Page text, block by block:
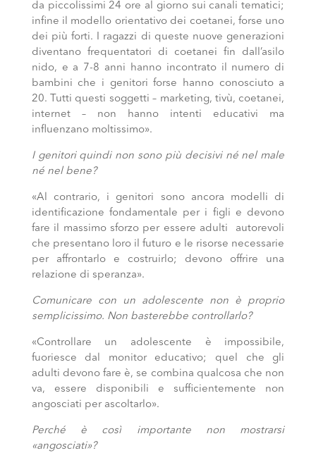
da piccolissimi 24 ore al giorno sui canali tematici;
infine il modello orientativo dei coetanei, forse uno
dei più forti. I ragazzi di queste nuove generazioni
diventano frequentatori di coetanei fin dall’asilo
nido, e a 7-8 anni hanno incontrato il numero di
bambini che i genitori forse hanno conosciuto a
20. Tutti questi soggetti – marketing, tivù, coetanei,
internet – non hanno intenti educativi ma
influenzano moltissimo».
I genitori quindi non sono più decisivi né nel male
né nel bene?
«Al contrario, i genitori sono ancora modelli di
identificazione fondamentale per i figli e devono
fare il massimo sforzo per essere adulti autorevoli
che presentano loro il futuro e le risorse necessarie
per affrontarlo e costruirlo; devono offrire una
relazione di speranza».
Comunicare con un adolescente non è proprio
semplicissimo. Non basterebbe controllarlo?
«Controllare un adolescente è impossibile,
fuoriesce dal monitor educativo; quel che gli
adulti devono fare è, se combina qualcosa che non
va, essere disponibili e sufficientemente non
angosciati per ascoltarlo».
Perché è così importante non mostrarsi
«angosciati»?